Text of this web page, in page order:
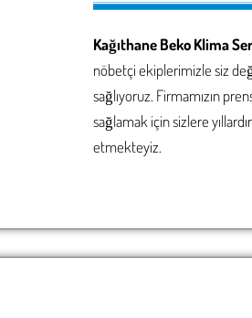
Kağıthane Beko Klima
nöbetçi ekiplerimizle siz
sağlıyoruz. Firmamızın
sağlamak için sizlere
etmekteyiz.